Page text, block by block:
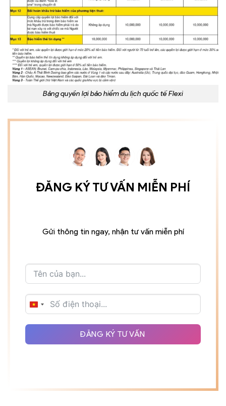
Bảng quyền lợi bảo hiểm du lịch quốc tế Flexi
ĐĂNG KÝ TƯ VẤN MIỄN PHÍ
Gửi thông tin ngay, nhận tư vấn miễn phí
VIETNAM
ĐĂNG KÝ TƯ VẤN